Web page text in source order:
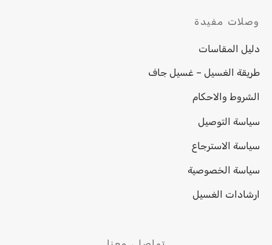
وصلات مفيدة
دليل المقاسات
طريقة الغسيل – غسيل جاف
الشروط والاحكام
سياسة التوصيل
سياسة الاسترجاع
سياسة الخصوصية
ارشادات الغسيل